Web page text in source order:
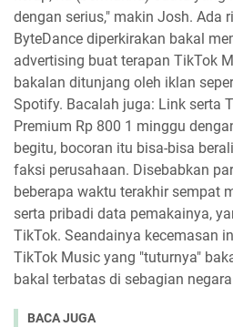
dengan serius," makin Josh. Ada
ByteDance diperkirakan bakal
advertising buat terapan TikTok
bakalan ditunjang oleh iklan
Spotify. Bacalah juga: Link serta
Premium Rp 800 1 minggu
begitu, bocoran itu bisa-bisa
faksi perusahaan. Disebabkan
beberapa waktu terakhir sempat
serta pribadi data pemakainya,
TikTok. Seandainya kecemasan
TikTok Music yang "tuturnya"
bakal terbatas di sebagian
BACA JUGA